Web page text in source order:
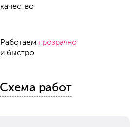
качество
Работаем прозрачно
и быстро
Схема работ